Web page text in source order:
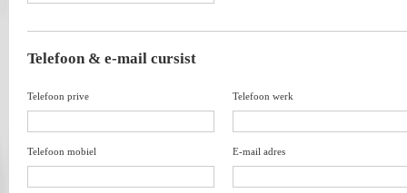
Telefoon & e-mail cursist
Telefoon prive Telefoon werk
Telefoon mobiel E-mail adres